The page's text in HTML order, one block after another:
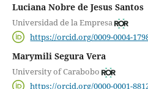
Luciana Nobre de Jesus Santos
Universidad de la Empresa
https://orcid.org/0009-0004-
Marymili Segura Vera
University of Carabobo
https://orcid.org/0000-0001-